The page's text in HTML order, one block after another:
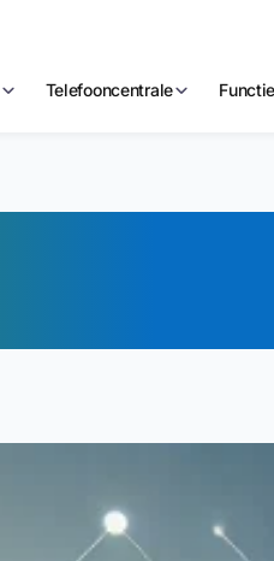
Telefooncentrale